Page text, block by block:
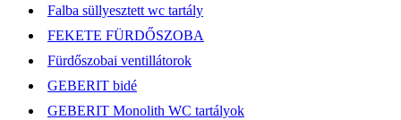
Falba süllyesztett wc tartály
FEKETE FÜRDŐSZOBA
Fürdőszobai ventillátorok
GEBERIT bidé
GEBERIT Monolith WC tartályok